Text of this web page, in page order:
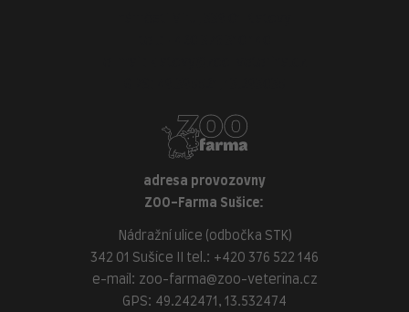
adresa provozovny
ZOO-Farma Sušice:
Nádražní ulice (odbočka STK)
342 01 Sušice II tel.: +420 376 522 146
e-mail: zoo-farma@zoo-veterina.cz
GPS: 49.242471, 13.532474